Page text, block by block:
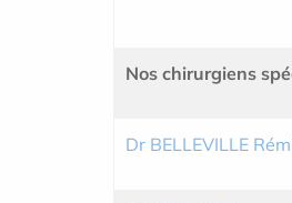
Nos chirurgiens
Dr BELLEVILLE